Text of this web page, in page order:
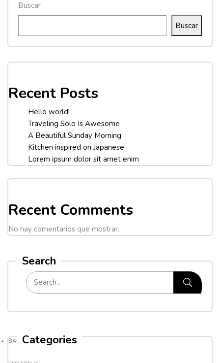
Buscar
Buscar
Recent Posts
Hello world!
Traveling Solo Is Awesome
A Beautiful Sunday Morning
Kitchen inspired on Japanese
Lorem ipsum dolor sit amet enim
Recent Comments
No hay comentarios que mostrar.
Search
Categories
BACKPACK(8)